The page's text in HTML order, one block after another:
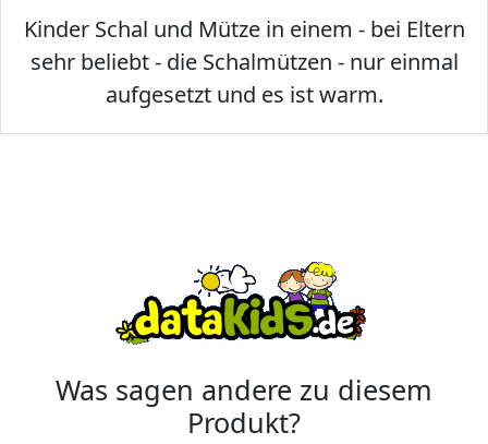
Kinder Schal und Mütze in einem - bei Eltern
sehr beliebt - die Schalmützen - nur einmal
aufgesetzt und es ist warm.
Was sagen andere zu diesem
Produkt?